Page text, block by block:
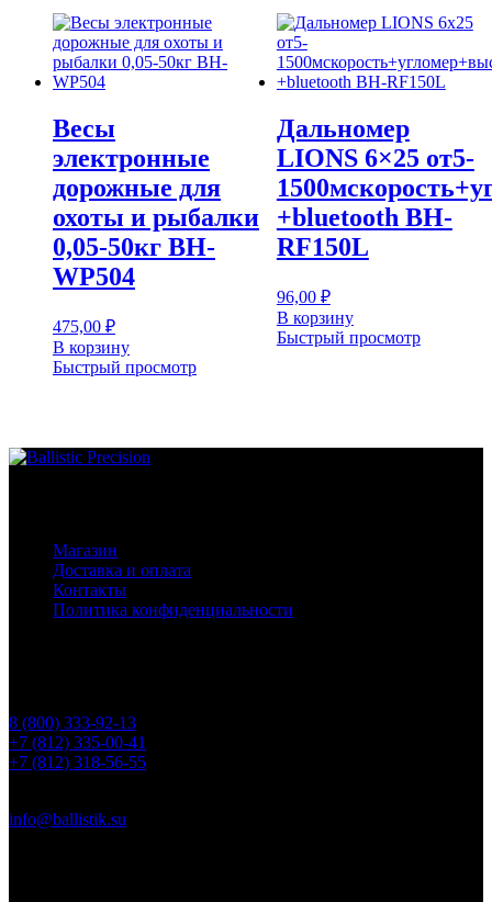
Весы
электронные
дорожные для
охоты и рыбалки
0,05-50кг BH-
WP504
475,00 ₽
В корзину
Быстрый просмотр
Дальномер
LIONS 6×25 от5-
+bluetooth BH-
RF150L
96,00 ₽
В корзину
Быстрый просмотр
Магазин
Доставка и оплата
Контакты
Политика конфиденциальности
8 (800) 333-92-13
+7 (812) 335-00-41
+7 (812) 318-56-55
info@ballistik.su